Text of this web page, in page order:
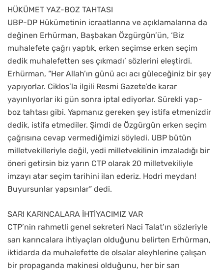
HÜKÜMET YAZ-BOZ TAHTASI
UBP-DP Hükümetinin icraatlarına ve açıklamalarına da
değinen Erhürman, Başbakan Özgürgün’ün, ‘Biz
muhalefete çağrı yaptık, erken seçimse erken seçim
dedik muhalefetten ses çıkmadı’ sözlerini eleştirdi.
Erhürman, “Her Allah’ın günü acı acı güleceğiniz bir şey
yapıyorlar. Ciklos’la ilgili Resmi Gazete’de karar
yayınlıyorlar iki gün sonra iptal ediyorlar. Sürekli yap-
boz tahtası gibi. Yapmanız gereken şey istifa etmenizdir
dedik, istifa etmediler. Şimdi de Özgürgün erken seçim
çağrısına cevap vermediğimizi söyledi. UBP bütün
milletvekilleriyle değil, yedi milletvekilinin imzaladığı bir
öneri getirsin biz yarın CTP olarak 20 milletvekiliyle
imzayı atar seçim tarihini ilan ederiz. Hodri meydan!
Buyursunlar yapsınlar” dedi.
SARI KARINCALARA İHTİYACIMIZ VAR
CTP’nin rahmetli genel sekreteri Naci Talat’ın sözleriyle
sarı karıncalara ihtiyaçları olduğunu belirten Erhürman,
iktidarda da muhalefette de olsalar aleyhlerine çalışan
bir propaganda makinesi olduğunu, her bir sarı